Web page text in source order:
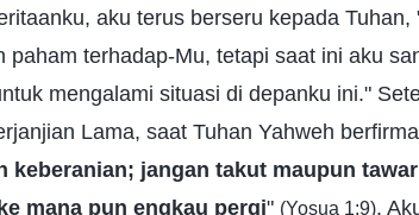
aku terus berseru kepada
paham terhadap-Mu, tetapi saat ini aku
mengalami situasi di depanku ini."
Lama, saat Tuhan Yahweh
keberanian; jangan takut maupun
mana pun engkau pergi" (Yosua 1:9).